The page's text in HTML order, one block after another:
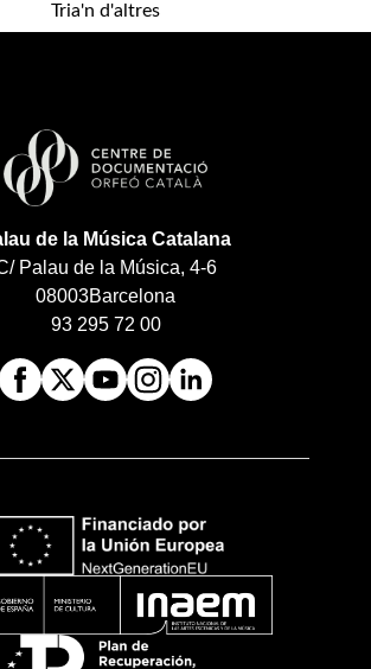
Tria'n d'altres
de la Música Catalana
Palau de la Música, 4-6
08003Barcelona
93 295 72 00